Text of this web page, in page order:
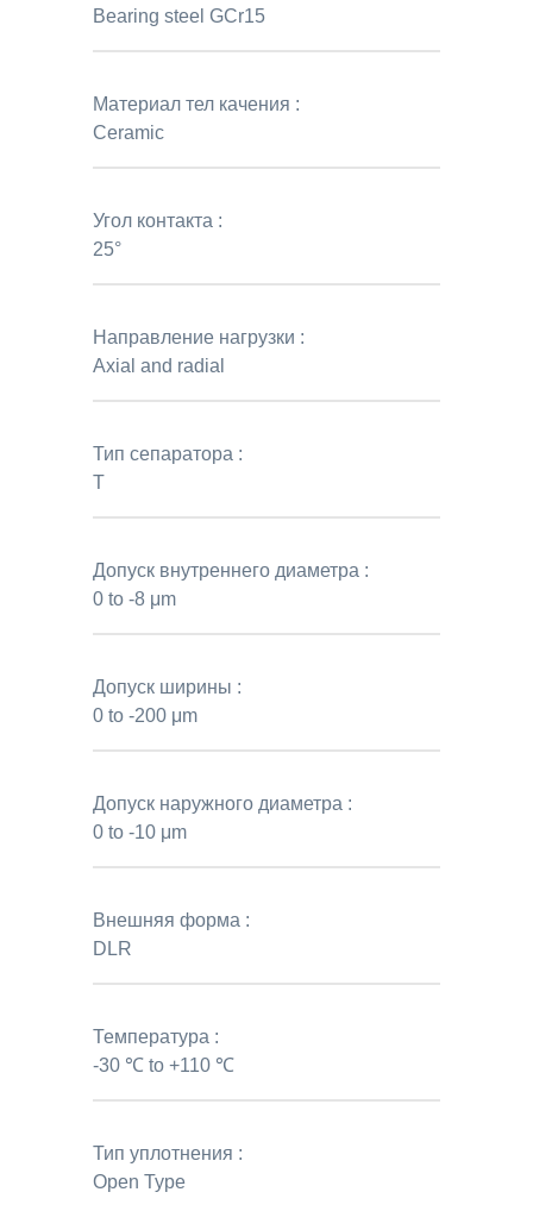
Bearing steel GCr15
Материал тел качения :
Ceramic
Угол контакта :
25°
Направление нагрузки :
Axial and radial
Тип сепаратора :
T
Допуск внутреннего диаметра :
0 to -8 μm
Допуск ширины :
0 to -200 μm
Допуск наружного диаметра :
0 to -10 μm
Внешняя форма :
DLR
Температура :
-30 ℃ to +110 ℃
Тип уплотнения :
Open Type